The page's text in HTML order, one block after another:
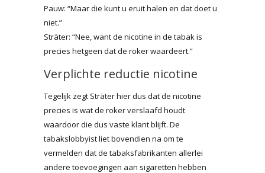
Pauw: “Maar die kunt u eruit halen en dat doet u
niet.”
Sträter: “Nee, want de nicotine in de tabak is
precies hetgeen dat de roker waardeert.”
Verplichte reductie nicotine
Tegelijk zegt Sträter hier dus dat de nicotine
precies is wat de roker verslaafd houdt
waardoor die dus vaste klant blijft. De
tabakslobbyist liet bovendien na om te
vermelden dat de tabaksfabrikanten allerlei
andere toevoegingen aan sigaretten hebben